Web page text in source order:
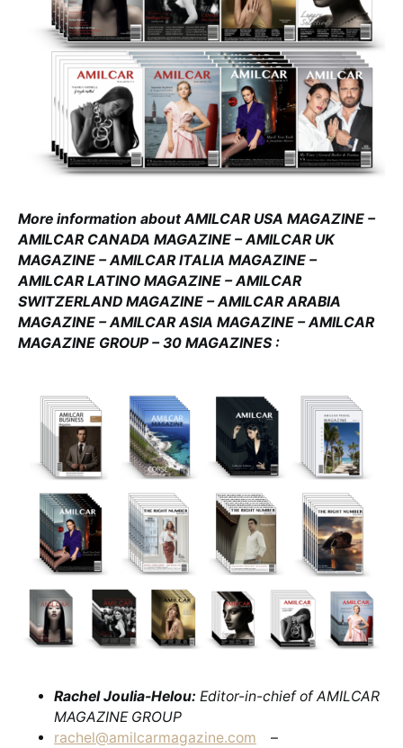
More information about AMILCAR USA MAGAZINE –
AMILCAR CANADA MAGAZINE – AMILCAR UK
MAGAZINE – AMILCAR ITALIA MAGAZINE –
AMILCAR LATINO MAGAZINE – AMILCAR
SWITZERLAND MAGAZINE – AMILCAR ARABIA
MAGAZINE – AMILCAR ASIA MAGAZINE – AMILCAR
MAGAZINE GROUP – 30 MAGAZINES :
Rachel Joulia-Helou: Editor-in-chief of AMILCAR
MAGAZINE GROUP
rachel@amilcarmagazine.com –